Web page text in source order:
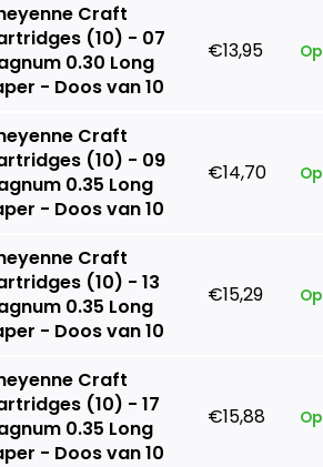
Craft
(10) - 07
0.30 Long
- Doos van 10
€13,95
Craft
(10) - 09
0.35 Long
- Doos van 10
€14,70
Craft
(10) - 13
0.35 Long
- Doos van 10
€15,29
Craft
(10) - 17
0.35 Long
- Doos van 10
€15,88